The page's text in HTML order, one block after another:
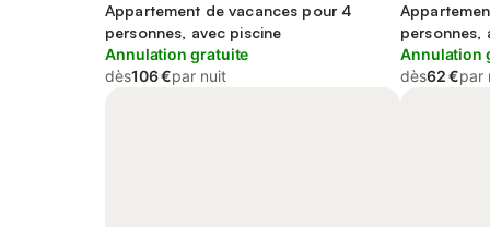
méditerranéenne (France)
Appartement de vacances pour 4
personnes, avec piscine
Annulation gratuite
dès106 €par nuit
personnes,
Annulation
dès62 €par